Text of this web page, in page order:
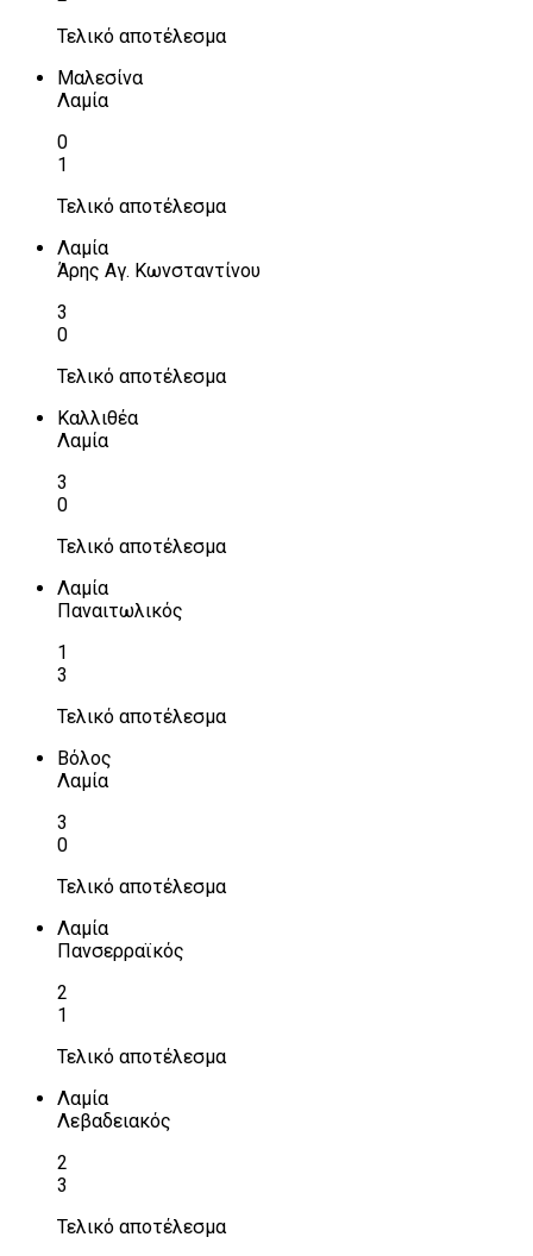
Τελικό αποτέλεσμα
Μαλεσίνα
Λαμία
0
1
Τελικό αποτέλεσμα
Λαμία
Άρης Αγ. Κωνσταντίνου
3
0
Τελικό αποτέλεσμα
Καλλιθέα
Λαμία
3
0
Τελικό αποτέλεσμα
Λαμία
Παναιτωλικός
1
3
Τελικό αποτέλεσμα
Βόλος
Λαμία
3
0
Τελικό αποτέλεσμα
Λαμία
Πανσερραϊκός
2
1
Τελικό αποτέλεσμα
Λαμία
Λεβαδειακός
2
3
Τελικό αποτέλεσμα